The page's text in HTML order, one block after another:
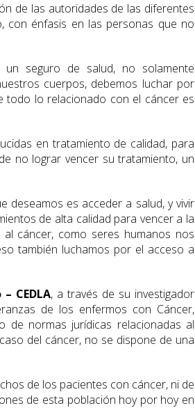
de las autoridades de las diferentes
con énfasis en las personas que no
seguro de salud, no solamente
cuerpos, debemos luchar por
todo lo relacionado con el cáncer es
en tratamiento de calidad, para
no lograr vencer su tratamiento, un
deseamos es acceder a salud, y vivir
de alta calidad para vencer a la
cáncer, como seres humanos nos
también luchamos por el acceso a
CEDLA, a través de su investigador
de los enfermos con Cáncer,
de normas jurídicas relacionadas al
del cáncer, no se dispone de una
de los pacientes con cáncer, ni de
de esta población hoy por hoy en